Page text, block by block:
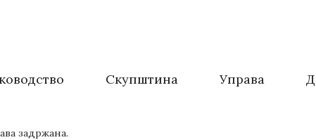
Скупштина Управа
задржана.